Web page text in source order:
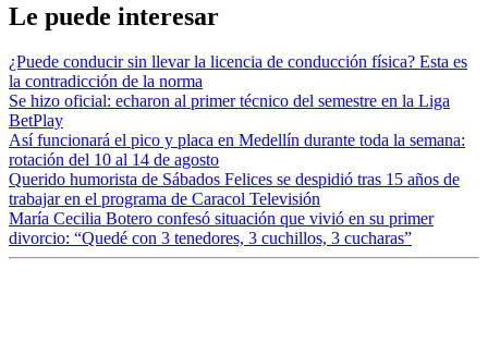
Le puede interesar
¿Puede conducir sin llevar la licencia de conducción física? Esta es
la contradicción de la norma
Se hizo oficial: echaron al primer técnico del semestre en la Liga
BetPlay
Así funcionará el pico y placa en Medellín durante toda la semana:
rotación del 10 al 14 de agosto
Querido humorista de Sábados Felices se despidió tras 15 años de
trabajar en el programa de Caracol Televisión
María Cecilia Botero confesó situación que vivió en su primer
divorcio: “Quedé con 3 tenedores, 3 cuchillos, 3 cucharas”